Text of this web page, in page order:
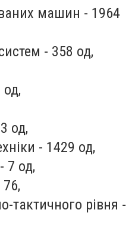
машин - 1964
- 358 од,
од,
- 1429 од,
7 од,
тактичного рівня -